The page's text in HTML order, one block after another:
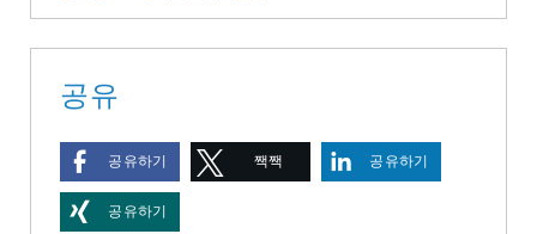
공유
공유하기 짹짹 공유하기
공유하기